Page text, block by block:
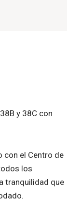
y 38C con
con el Centro de
los
tranquilidad que